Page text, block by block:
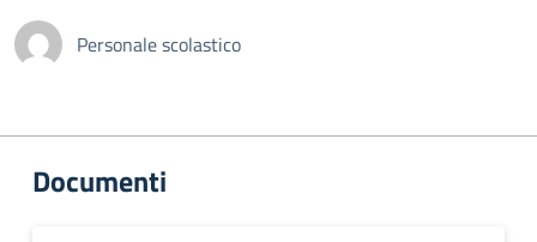
Personale scolastico
Documenti